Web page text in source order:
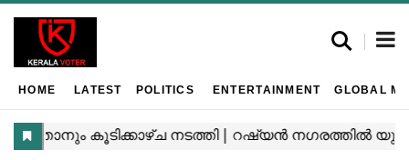
HOME LATEST POLITICS ENTERTAINMENT GLOBAL